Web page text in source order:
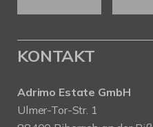
KONTAKT
Adrimo Estate GmbH
Ulmer-Tor-Str. 1